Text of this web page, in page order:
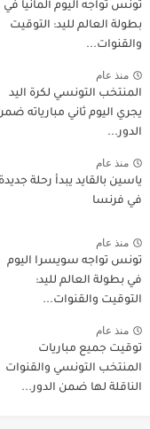
تونس تواجه اليوم ألمانيا في
بطولة العالم لليد: التوقيت
والقنوات...
منذ عام
المنتخب التونسي لكرة اليد
يجري اليوم ثاني مبارياته
الدور...
منذ عام
ياسين بالقايد يبدأ رحلة جديدة
في فرنسا
منذ عام
تونس تواجه سويسرا اليوم
في بطولة العالم لليد:
التوقيت والقنوات...
منذ عام
توقيت جميع مباريات
المنتخب التونسي والقنوات
الناقلة لها ضمن الدور...